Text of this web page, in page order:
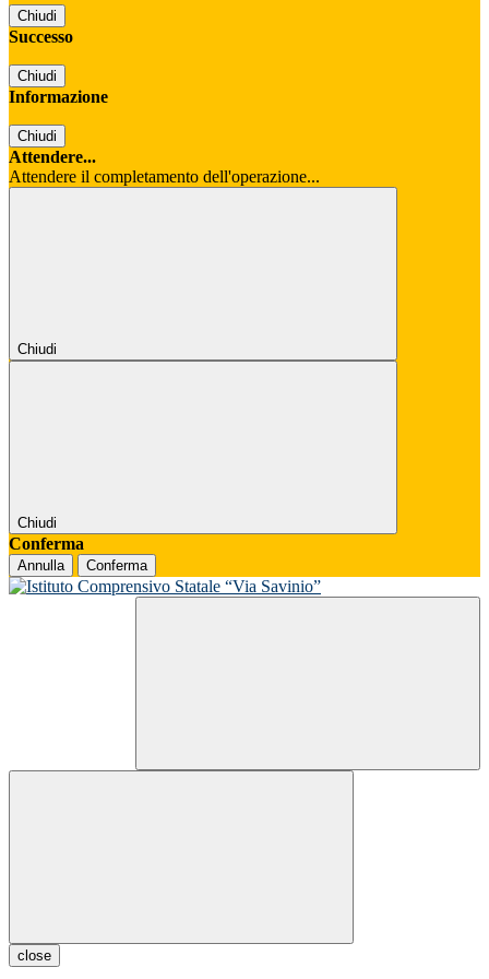
Chiudi
Successo
Chiudi
Informazione
Chiudi
Attendere...
Attendere il completamento dell'operazione...
Chiudi
Chiudi
Conferma
Annulla Conferma
close